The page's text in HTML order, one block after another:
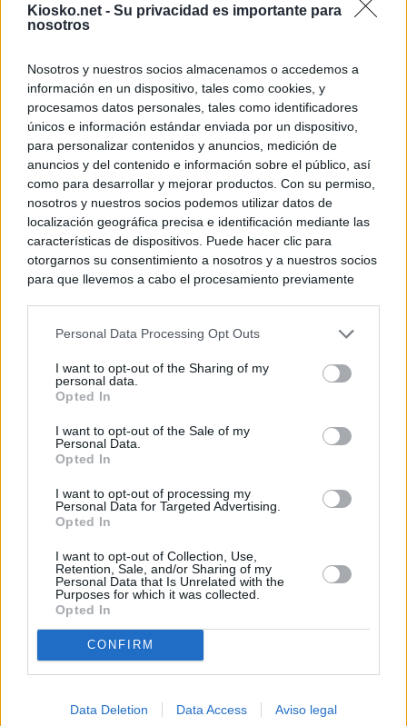
Kiosko.net - Su privacidad es importante para
nosotros
Nosotros y nuestros socios almacenamos o accedemos a
información en un dispositivo, tales como cookies, y
procesamos datos personales, tales como identificadores
únicos e información estándar enviada por un dispositivo,
para personalizar contenidos y anuncios, medición de
anuncios y del contenido e información sobre el público, así
como para desarrollar y mejorar productos. Con su permiso,
nosotros y nuestros socios podemos utilizar datos de
localización geográfica precisa e identificación mediante las
características de dispositivos. Puede hacer clic para
otorgarnos su consentimiento a nosotros y a nuestros socios
para que llevemos a cabo el procesamiento previamente
negar su consentimiento. Tenga en cuenta que algún
de su consentimiento, pero usted tiene el derecho de
rechazar tal procesamiento. Sus preferencias se aplicarán
cualquier momento entrando de nuevo en este sitio web o
visitando nuestra política de privacidad.
Personal Data Processing Opt Outs
I want to opt-out of the Sharing of my
personal data.
Opted In
I want to opt-out of the Sale of my
Personal Data.
Opted In
I want to opt-out of processing my
Personal Data for Targeted Advertising.
Opted In
I want to opt-out of Collection, Use,
Retention, Sale, and/or Sharing of my
Personal Data that Is Unrelated with the
Purposes for which it was collected.
Opted In
CONFIRM
Data Deletion Data Access Aviso legal